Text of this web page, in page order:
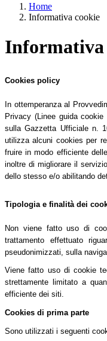
Home
Informativa cookie
Informativa
Cookies policy
In ottemperanza al
Privacy (Linee guida
sulla Gazzetta Ufficiale n.
utilizza alcuni cookies per
fruire in modo efficiente
inoltre di migliorare il
dello stesso e/o abilitando
Tipologia e finalità dei
Non viene fatto uso di
trattamento effettuato
pseudonimizzati, sulla
Viene fatto uso di cookie
strettamente limitato a
efficiente dei siti.
Cookies di prima parte
Sono utilizzati i seguenti